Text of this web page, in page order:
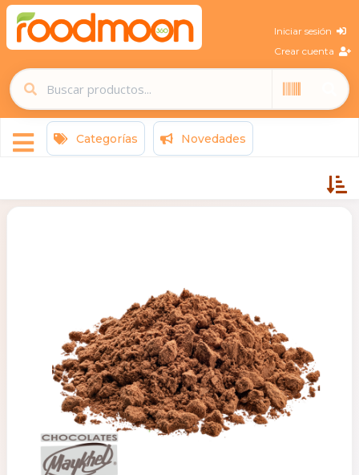
Iniciar sesión
Crear cuenta
Categorías Novedades